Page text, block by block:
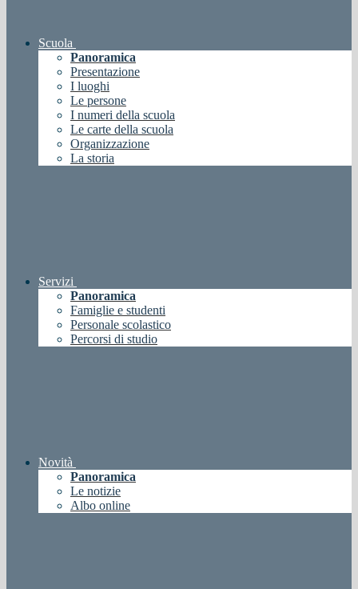
Scuola
Panoramica
Presentazione
I luoghi
Le persone
I numeri della scuola
Le carte della scuola
Organizzazione
La storia
Servizi
Panoramica
Famiglie e studenti
Personale scolastico
Percorsi di studio
Novità
Panoramica
Le notizie
Albo online